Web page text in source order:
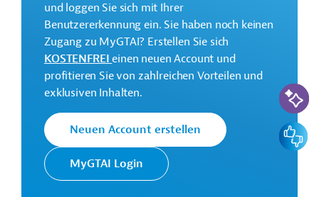
Gesamtkosten:
150 Millionen US-Dollar
Geberbeitrag:
75 Millionen US-Dollar (IBRD, Darlehen)
Kontaktadressen
Die Weltbankgruppe ist eine der
und loggen Sie sich mit Ihrer
Benutzererkennung ein. Sie haben noch keinen
Zugang zu MyGTAI? Erstellen Sie sich
KOSTENFREIeinen neuen Account und
profitieren Sie von zahlreichen Vorteilen und
exklusiven Inhalten.
Neuen Account erstellen
MyGTAI Login
KI-